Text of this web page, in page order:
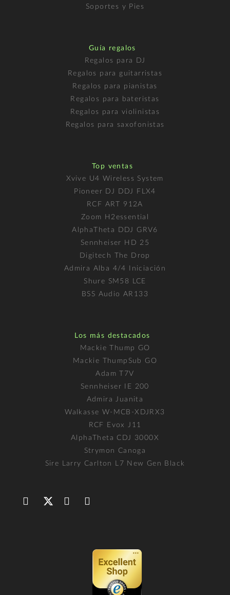
Soportes y Pies
Guía regalos
Regalos para DJ
Regalos para guitarristas
Regalos para pianistas
Regalos para bateristas
Regalos para violinistas
Regalos para saxofonistas
Top ventas
Xvive U4 Wireless System
Pioneer DJ DDJ FLX4
RCF ART 912A
Zoom H2essential
AlphaTheta DDJ GRV6
Sennheiser HD 25
Digitech The Drop
Admira Alba 4/4 Iniciación
Shure SM58 LCE
BSS Audio AR133
Los más destacados
Mackie Thump GO
Mackie ThumpSub GO
Adam T7V
Sennheiser IE 200
Admira Juanita
Walkasse W-MCB-XDJRX3
RCF Evox J11
AlphaTheta CDJ 3000X
Strymon Canoga
Sire Larry Carlton L7 New Gen Black